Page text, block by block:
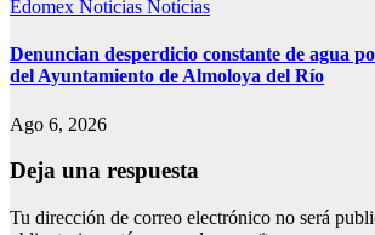
Edomex Noticias Notícias
Denuncian desperdicio constante de agua
del Ayuntamiento de Almoloya del Río
Ago 6, 2026
Deja una respuesta
Tu dirección de correo electrónico no será